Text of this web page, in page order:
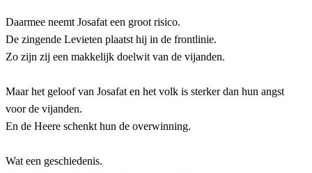
Daarmee neemt Josafat een groot risico.
De zingende Levieten plaatst hij in de frontlinie.
Zo zijn zij een makkelijk doelwit van de vijanden.
Maar het geloof van Josafat en het volk is sterker dan hun angst
voor de vijanden.
En de Heere schenkt hun de overwinning.
Wat een geschiedenis.